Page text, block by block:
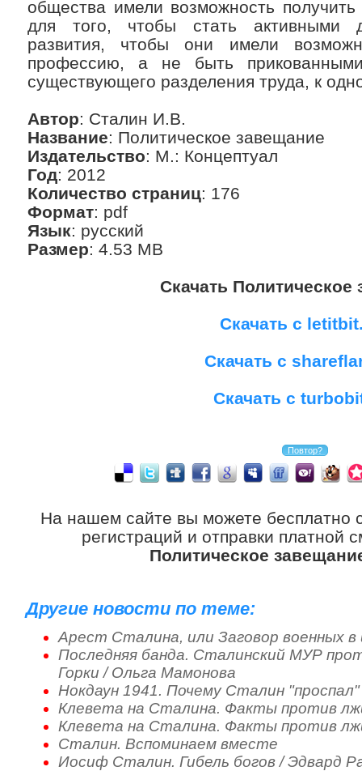
общества имели возможность
для того, чтобы стать активными
развития, чтобы они имели
профессию, а не быть
существующего разделения труда, к
Автор: Сталин И.В.
Название: Политическое завещание
Издательство: М.: Концептуал
Год: 2012
Количество страниц: 176
Формат: pdf
Язык: русский
Размер: 4.53 MB
Скачать Политическое
Скачать с
Скачать с
Скачать с
На нашем сайте вы можете бесплатно
регистраций и отправки платной
Политическое
Другие новости по теме:
Арест Сталина, или Заговор военных в
Последняя банда. Сталинский МУР
Горки / Ольга Мамонова
Нокдаун 1941. Почему Сталин
Клевета на Сталина. Факты против
Клевета на Сталина. Факты против
Сталин. Вспоминаем вместе
Иосиф Сталин. Гибель богов / Эдвард